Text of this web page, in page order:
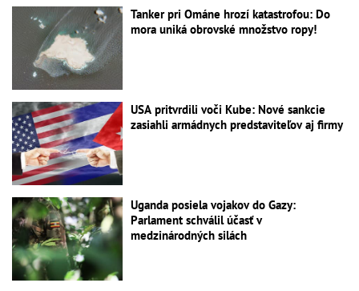
Tanker pri Ománe hrozí katastrofou: Do
mora uniká obrovské množstvo ropy!
USA pritvrdili voči Kube: Nové sankcie
zasiahli armádnych predstaviteľov aj firmy
Uganda posiela vojakov do Gazy:
Parlament schválil účasť v
medzinárodných silách